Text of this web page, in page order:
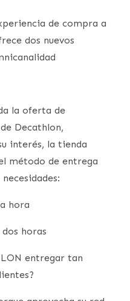
de compra a
dos nuevos
la oferta de
Decathlon,
interés, la tienda
método de entrega
hora
horas
entregar tan